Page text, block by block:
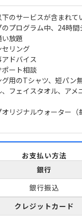
のサービスが含まれて
のプログラム中、24時
放題
セリング
アドバイス
ポート相談
グ用のTシャツ、短パン
、フェイスタオル、アメ
オリジナルウォーター（
お支払い方法
銀行
銀行振込
クレジットカード